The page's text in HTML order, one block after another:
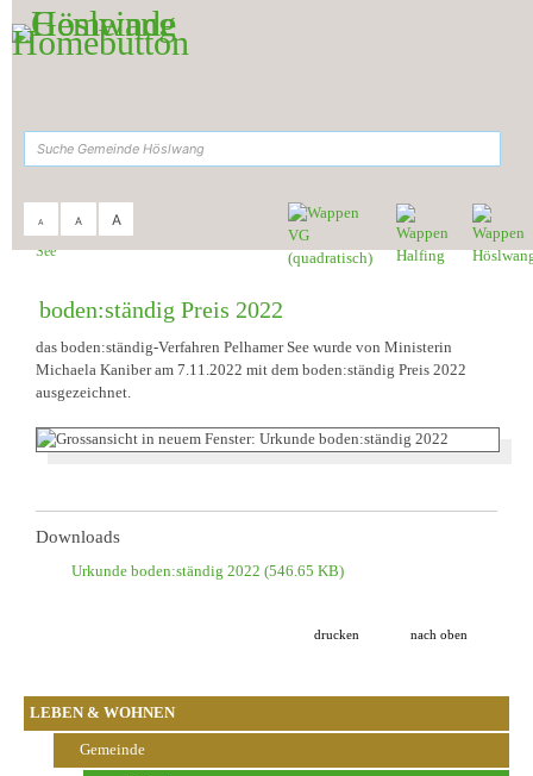
Zum Inhalt, zur Navigation
A A A
LEBEN & WOHNEN
Gemeinde
Leben & Wohnen Gemeinde>Pelhamer
See
boden:ständig Preis 2022
das boden:ständig-Verfahren Pelhamer See wurde von Ministerin
Michaela Kaniber am 7.11.2022 mit dem boden:ständig Preis 2022
ausgezeichnet.
Downloads
Urkunde boden:ständig 2022 (546.65 KB)
drucken nach oben